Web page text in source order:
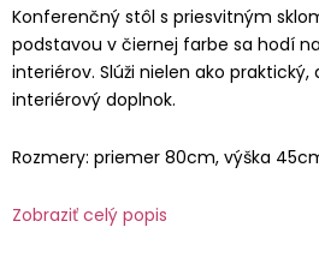
Konferenčný stôl s priesvitným
podstavou v čiernej farbe sa hodí
interiérov. Slúži nielen ako praktický,
interiérový doplnok.
Rozmery: priemer 80cm, výška
Zobraziť celý popis